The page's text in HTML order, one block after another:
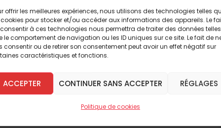
offrir les meilleures expériences, nous utilisons des technologies telles
pour stocker et/ou accéder aux informations des appareils. Le
à ces technologies nous permettra de traiter des données telles
le comportement de navigation ou les ID uniques sur ce site. Le fait de
consentir ou de retirer son consentement peut avoir un effet négatif sur
caractéristiques et fonctions.
ACCEPTER CONTINUER SANS ACCEPTER RÉGLAGES
Politique de cookies
Le nombre de prêtres diminuant, le
d’épuisement pour les prêtres en
la vie chrétienne a reposé sur la pratique
assurant le chemin de la sanctification
de plus en plus rares, la conséquence
déjà malmené va disparaître dans les
censées corroborer ce pronostic qui
des fidèles et la fréquentation
autres
DÈS À PRÉSENT